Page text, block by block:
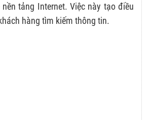
tảng Internet. Việc này tạo điều
hàng tìm kiếm thông tin.